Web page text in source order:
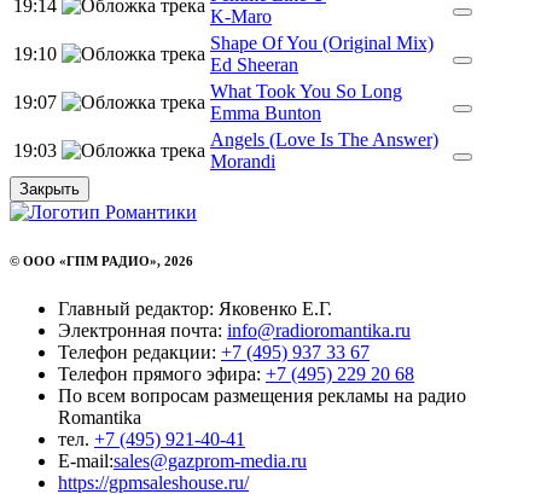
19:14
K-Maro
19:10
Shape Of You (Original Mix)
Ed Sheeran
19:07
What Took You So Long
Emma Bunton
19:03
Angels (Love Is The Answer)
Morandi
Закрыть
© ООО «ГПМ РАДИО», 2026
Главный редактор: Яковенко Е.Г.
Электронная почта: info@radioromantika.ru
Телефон редакции: +7 (495) 937 33 67
Телефон прямого эфира: +7 (495) 229 20 68
По всем вопросам размещения рекламы на радио
Romantika
тел. +7 (495) 921-40-41
E-mail:sales@gazprom-media.ru
https://gpmsaleshouse.ru/